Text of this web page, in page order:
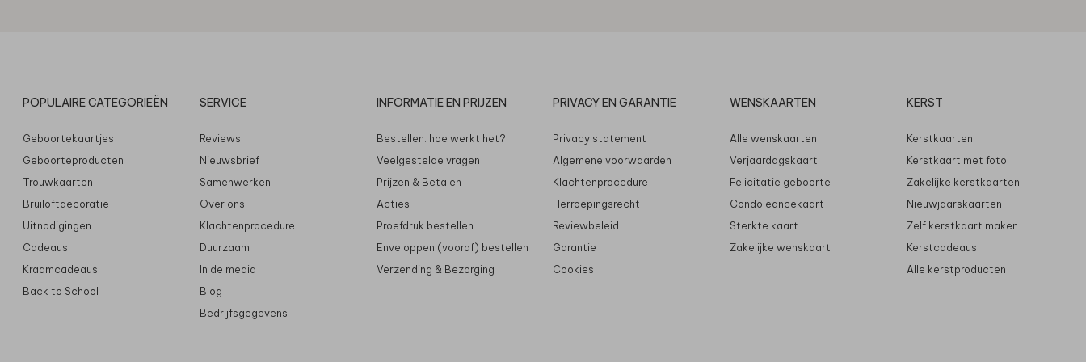
POPULAIRE CATEGORIEËN
Geboortekaartjes
Geboorteproducten
Trouwkaarten
Bruiloftdecoratie
Uitnodigingen
Cadeaus
Kraamcadeaus
Back to School
SERVICE
Reviews
Nieuwsbrief
Samenwerken
Over ons
Klachtenprocedure
Duurzaam
In de media
Blog
Bedrijfsgegevens
INFORMATIE EN PRIJZEN
Bestellen: hoe werkt het?
Veelgestelde vragen
Prijzen & Betalen
Acties
Proefdruk bestellen
Enveloppen (vooraf) bestellen
Verzending & Bezorging
PRIVACY EN GARANTIE
Privacy statement
Algemene voorwaarden
Klachtenprocedure
Herroepingsrecht
Reviewbeleid
Garantie
Cookies
WENSKAARTEN
Alle wenskaarten
Verjaardagskaart
Felicitatie geboorte
Condoleancekaart
Sterkte kaart
Zakelijke wenskaart
KERST
Kerstkaarten
Kerstkaart met foto
Zakelijke kerstkaarten
Nieuwjaarskaarten
Zelf kerstkaart maken
Kerstcadeaus
Alle kerstproducten